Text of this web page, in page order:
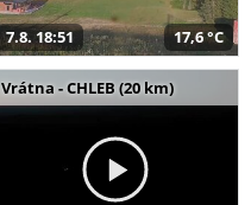
7.8. 18:51 17,6 °C
Vrátna - CHLEB (20 km)